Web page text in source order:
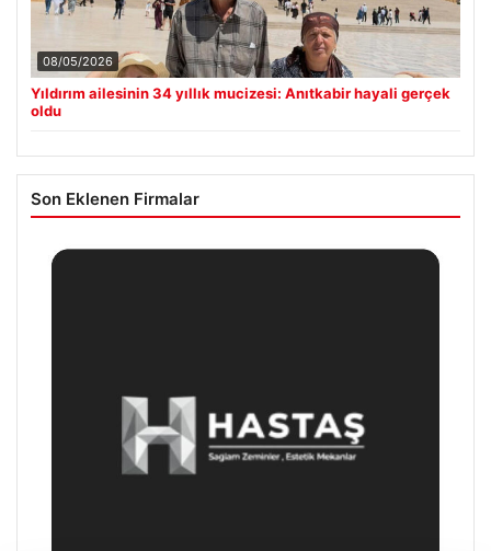
08/05/2026
Yıldırım ailesinin 34 yıllık mucizesi: Anıtkabir hayali gerçek
oldu
Son Eklenen Firmalar